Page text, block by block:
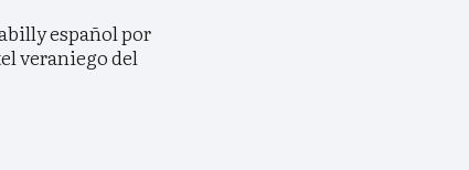
español por
veraniego del